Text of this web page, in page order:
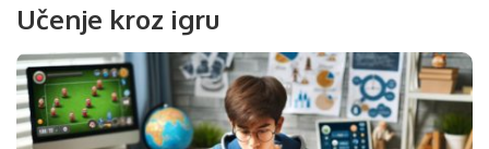
Učenje kroz igru